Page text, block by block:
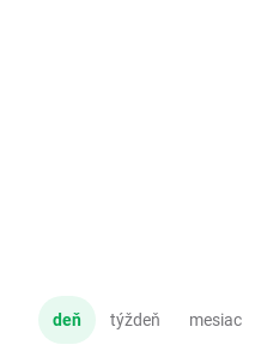
deň týždeň mesiac